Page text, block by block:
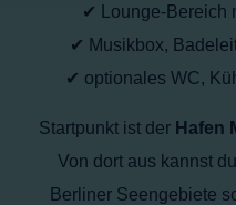
✔ Lounge-Bereich
✔ Musikbox,
✔ optionales WC,
Startpunkt ist der Hafen
Von dort aus kannst
Berliner Seengebiete